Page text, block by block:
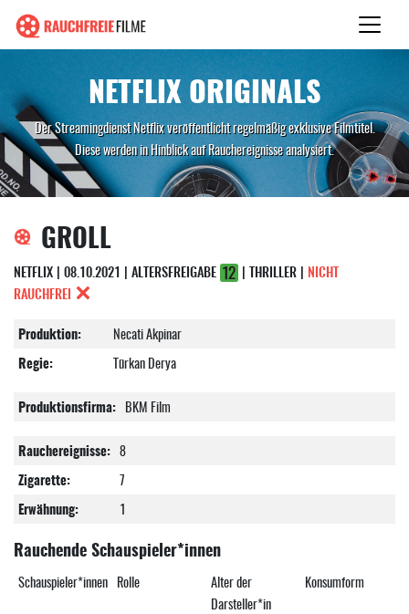
NETFLIX ORIGINALS
Der Streamingdienst Netflix veröffentlicht regelmäßig exklusive Filmtitel.
Diese werden in Hinblick auf Rauchereignisse analysiert.
GROLL
NETFLIX | 08.10.2021 | ALTERSFREIGABE | THRILLER | NICHT
RAUCHFREI
Produktion:
Necati Akpinar
Regie:
Türkan Derya
Produktionsfirma: BKM Film
Rauchereignisse: 8
Zigarette:
7
Erwähnung:
1
Rauchende Schauspieler*innen
Schauspieler*innen Rolle
Alter der
Darsteller*in
Konsumform